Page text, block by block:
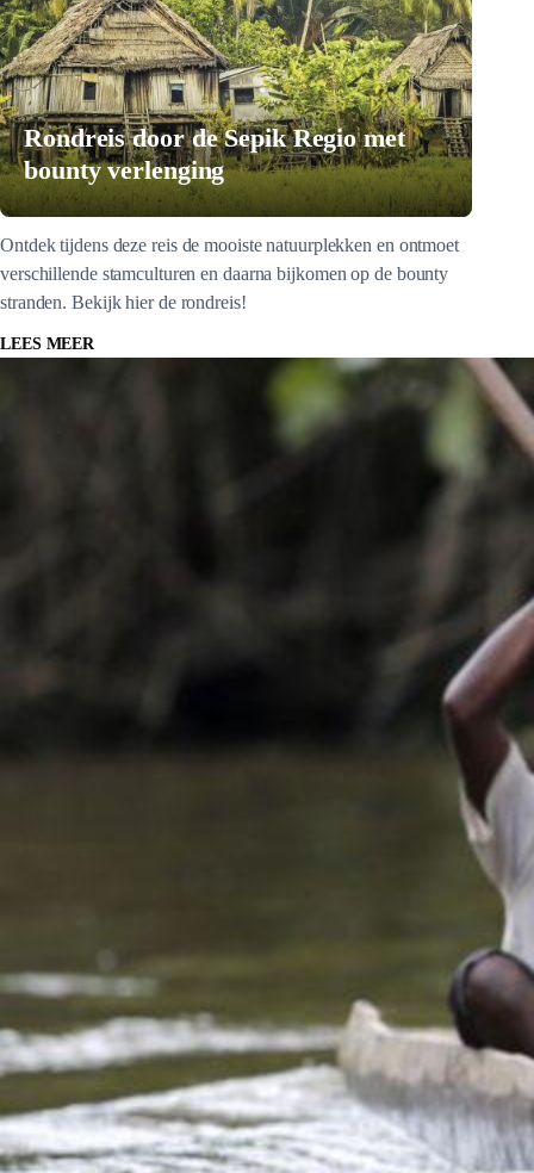
Rondreis door de Sepik Regio met
bounty verlenging
Ontdek tijdens deze reis de mooiste natuurplekken en ontmoet
verschillende stamculturen en daarna bijkomen op de bounty
stranden. Bekijk hier de rondreis!
LEES MEER